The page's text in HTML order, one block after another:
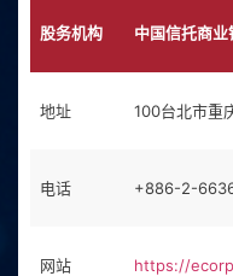
股务机构 中国信托商
地址 100台北市重
电话 +886-2-
网站 https://